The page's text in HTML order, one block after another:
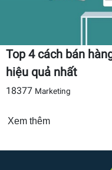
Top 4 cách bán
hiệu quả nhất
18377 Marketing
Xem thêm